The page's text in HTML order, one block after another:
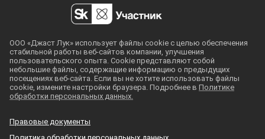
ООО «Джаст Лук» использует файлы cookie с целью обеспечения
стабильной работы веб-сайтов компании, улучшения
пользовательского опыта. Cookie представляют собой
небольшие файлы, содержащие информацию о предыдущих
посещениях веб-сайта . Если вы не хотите использовать файлы
cookie, измените настройки браузера. Подробнее в Политике
обработки персональных данных.
Правовые документы